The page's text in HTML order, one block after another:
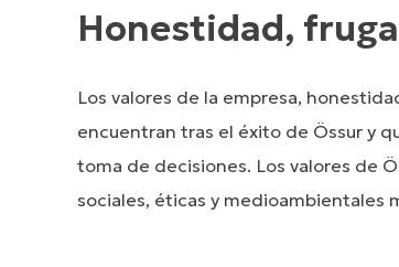
Honestidad,
Los valores de la empresa,
encuentran tras el éxito de Össur y
toma de decisiones. Los valores de
sociales, éticas y medioambientales